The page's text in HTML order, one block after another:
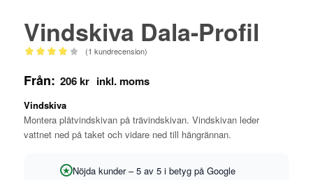
Vindskiva Dala-Profil
4.00av 5
1
kundrecension
(1 kundrecension)
Från: 206kr
Vindskiva
Montera plåtvindskivan på trävindskivan. Vindskivan leder
vattnet ned på taket och vidare ned till hängrännan.
Nöjda kunder – 5 av 5 i betyg på Google